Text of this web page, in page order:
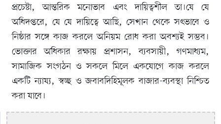
প্রচেষ্টা, আন্তরিক মনোভাব এবং দায়িত্বশীল তা।যে যে
অধিদপ্তরে, যে যে দায়িত্বে আছি, সেখান থেকে সৎভাবে ও
নিষ্ঠার সঙ্গে কাজ করলে অনিয়ম রোধ করা অবশ্যই সম্ভব।
ভোক্তার অধিকার রক্ষায় প্রশাসন, ব্যবসায়ী, গণমাধ্যম,
সামাজিক সংগঠন ও সকলে মিলে একযোগে কাজ করলে
একটি ন্যায্য, স্বচ্ছ ও জবাবদিহিমূলক বাজার-ব্যবস্থা নিশ্চিত
করা যাবে।